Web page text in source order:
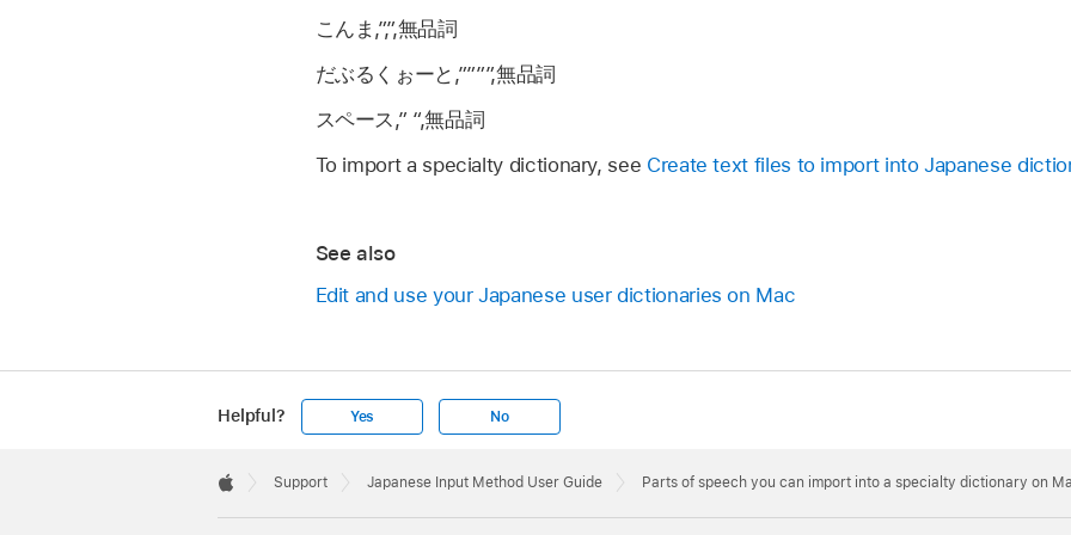
こんま,”,”,無品詞
だぶるくぉーと,””””,無品詞
スペース,” “,無品詞
To import a specialty dictionary, see Create text files to import into Japanese
See also
Edit and use your Japanese user dictionaries on Mac
Helpful? Yes No
Footer

Support Japanese Input Method User Guide Parts of speech you can import into a specialty dictionary on